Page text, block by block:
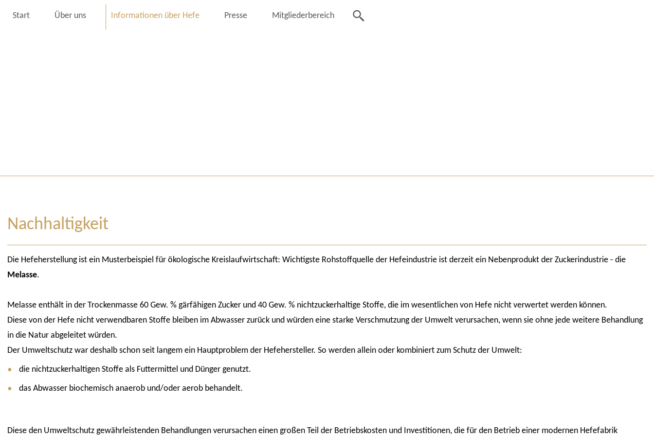
Start Über uns Informationen über Hefe Presse Mitgliederbereich
Nachhaltigkeit
Die Hefeherstellung ist ein Musterbeispiel für ökologische Kreislaufwirtschaft: Wichtigste Rohstoffquelle der Hefeindustrie ist derzeit ein Nebenprodukt der Zuckerindustrie - die
Melasse.
Melasse enthält in der Trockenmasse 60 Gew. % gärfähigen Zucker und 40 Gew. % nichtzuckerhaltige Stoffe, die im wesentlichen von Hefe nicht verwertet werden können.
Diese von der Hefe nicht verwendbaren Stoffe bleiben im Abwasser zurück und würden eine starke Verschmutzung der Umwelt verursachen, wenn sie ohne jede weitere Behandlung
in die Natur abgeleitet würden.
Der Umweltschutz war deshalb schon seit langem ein Hauptproblem der Hefehersteller. So werden allein oder kombiniert zum Schutz der Umwelt:
die nichtzuckerhaltigen Stoffe als Futtermittel und Dünger genutzt.
das Abwasser biochemisch anaerob und/oder aerob behandelt.
Diese den Umweltschutz gewährleistenden Behandlungen verursachen einen großen Teil der Betriebskosten und Investitionen, die für den Betrieb einer modernen Hefefabrik